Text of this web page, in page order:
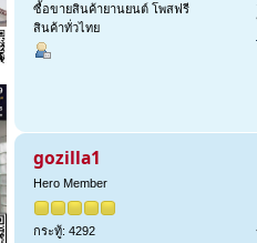
ซื้อขายสินค้ายานยนต์ โพสฟรี
สินค้าทั่วไทย
gozilla1
Hero Member
กระทู้: 4292